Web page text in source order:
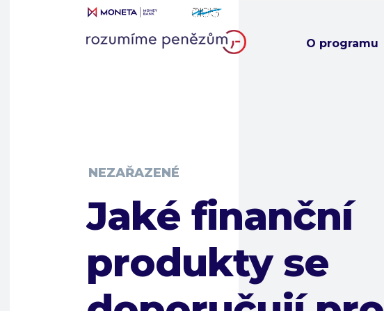
O programu
NEZAŘAZENÉ
Jaké finanční
produkty se